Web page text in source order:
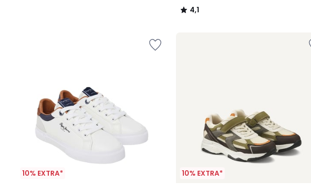
4,1
/
10% EXTRA* 10% EXTRA*